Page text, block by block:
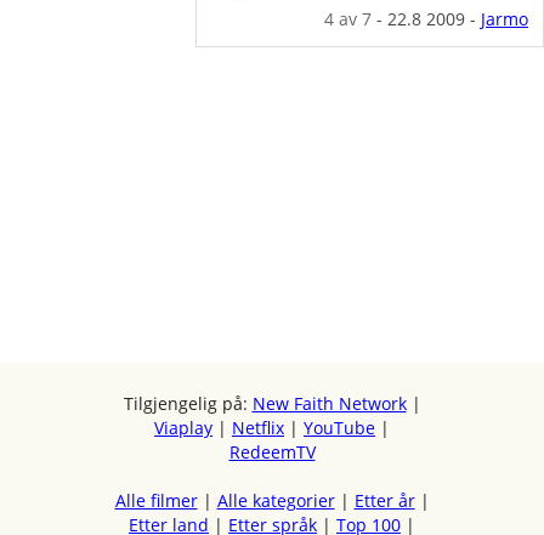
4av 7- 22.8 2009- Jarmo
Tilgjengelig på: New Faith Network|
Viaplay | Netflix | YouTube |
RedeemTV
Alle filmer| Alle kategorier| Etter år|
Etter land | Etter språk | Top 100 |